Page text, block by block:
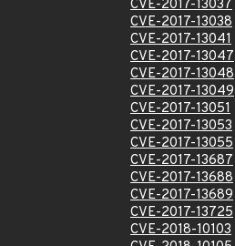
CVE-2017-13037
CVE-2017-13038
CVE-2017-13041
CVE-2017-13047
CVE-2017-13048
CVE-2017-13049
CVE-2017-13051
CVE-2017-13053
CVE-2017-13055
CVE-2017-13687
CVE-2017-13688
CVE-2017-13689
CVE-2017-13725
CVE-2018-10103